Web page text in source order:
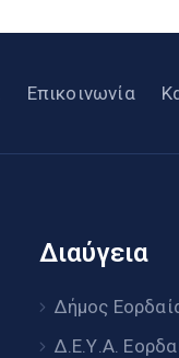
Επικοινωνία
Διαύγεια
Δήμος
Δ.Ε.Υ.Α.